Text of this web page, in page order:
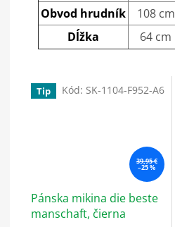
Obvod hrudník
108 cm
Dĺžka
64 cm
Tip
39,95 €
–25 %
Pánska mikina die beste
manschaft, čierna
Kód: SK-1104-F952-A6